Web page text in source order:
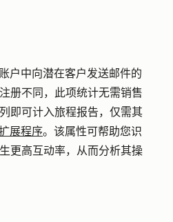
户中向潜在客户发送邮件的
册不同，此项统计无需销售
即可计入旅程报告，仅需其
展程序。该属性可帮助您识
更高互动率，从而分析其操